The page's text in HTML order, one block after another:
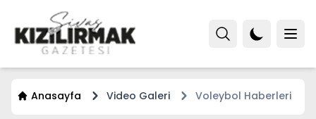
Anasayfa Video Galeri Voleybol Haberleri